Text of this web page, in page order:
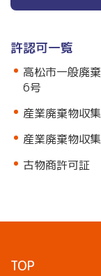
許認可一覧
高松市一般廃
6号
産業廃棄物収
産業廃棄物収
古物商許可証
TOP